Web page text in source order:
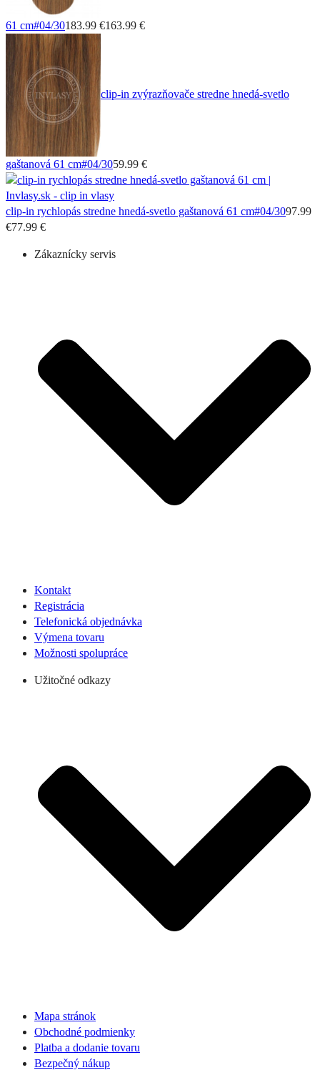
61 cm#04/30183.99 €163.99 €
clip-in zvýrazňovače stredne hnedá-svetlo
gaštanová 61 cm#04/3059.99 €
clip-in rychlopás stredne hnedá-svetlo gaštanová 61 cm#04/3097.99
€77.99 €
Zákaznícky servis
Kontakt
Registrácia
Telefonická objednávka
Výmena tovaru
Možnosti spolupráce
Užitočné odkazy
Mapa stránok
Obchodné podmienky
Platba a dodanie tovaru
Bezpečný nákup